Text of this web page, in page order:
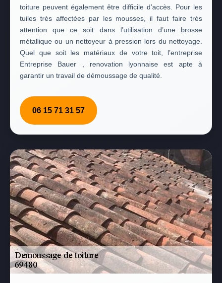
toiture peuvent également être difficile d’accès. Pour les
tuiles très affectées par les mousses, il faut faire très
attention que ce soit dans l’utilisation d’une brosse
métallique ou un nettoyeur à pression lors du nettoyage.
Quel que soit les matériaux de votre toit, l’entreprise
Entreprise Bauer , renovation lyonnaise est apte à
garantir un travail de démoussage de qualité.
06 15 71 31 57